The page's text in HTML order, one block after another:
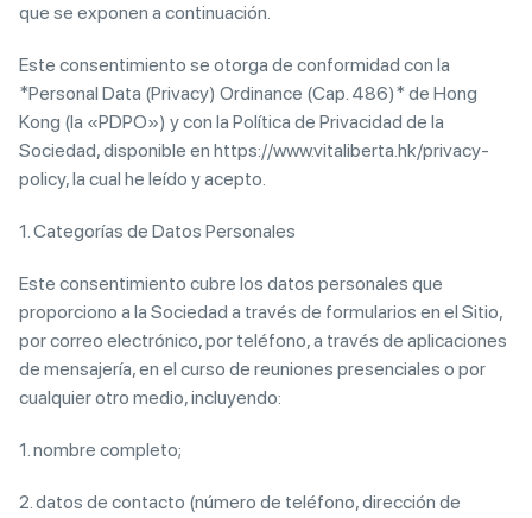
que se exponen a continuación.
Este consentimiento se otorga de conformidad con la
*Personal Data (Privacy) Ordinance (Cap. 486)* de Hong
Kong (la «PDPO») y con la Política de Privacidad de la
Sociedad, disponible en https://www.vitaliberta.hk/privacy-
policy, la cual he leído y acepto.
1. Categorías de Datos Personales
Este consentimiento cubre los datos personales que
proporciono a la Sociedad a través de formularios en el Sitio,
por correo electrónico, por teléfono, a través de aplicaciones
de mensajería, en el curso de reuniones presenciales o por
cualquier otro medio, incluyendo:
1. nombre completo;
2. datos de contacto (número de teléfono, dirección de